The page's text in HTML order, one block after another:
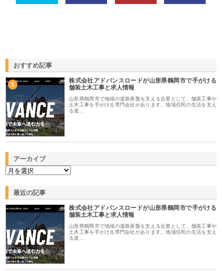
おすすめ記事
1
株式会社アドバンスロードが山形県鶴岡市で手がける
舗装土木工事と求人情報
山形県鶴岡市で地域の道路基盤を支える企業として、舗装工事や
土木工事を手がける専門会社があります。地域住民の生活を支え
る道…
アーカイブ
最近の記事
株式会社アドバンスロードが山形県鶴岡市で手がける
舗装土木工事と求人情報
山形県鶴岡市で地域の道路基盤を支える企業として、舗装工事や
土木工事を手がける専門会社があります。地域住民の生活を支え
る道…